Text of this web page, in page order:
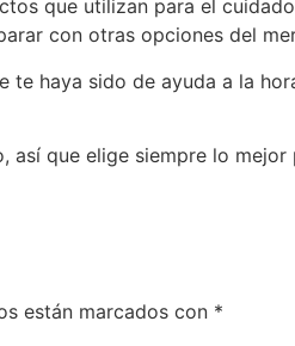
que utilizan para el
con otras opciones del
te haya sido de ayuda a la
así que elige siempre lo mejor
están marcados con *